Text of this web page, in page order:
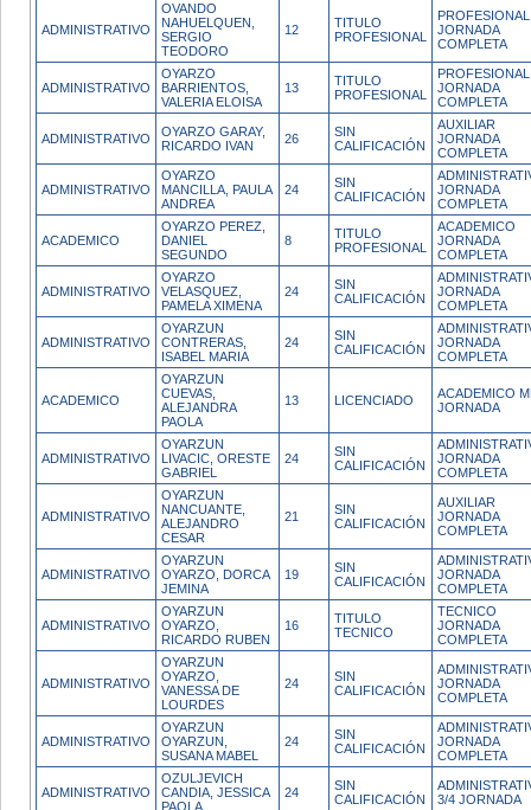
ADMINISTRATIVO
OVANDO
NAHUELQUEN,
SERGIO
TEODORO
12
TITULO
PROFESIONAL
PROFESIONAL
JORNADA
COMPLETA
ADMINISTRATIVO
OYARZO
BARRIENTOS,
VALERIA ELOISA
13
TITULO
PROFESIONAL
PROFESIONAL
JORNADA
COMPLETA
ADMINISTRATIVO
OYARZO GARAY,
RICARDO IVAN
26
SIN
CALIFICACIÓN
AUXILIAR
JORNADA
COMPLETA
ADMINISTRATIVO
OYARZO
MANCILLA, PAULA
ANDREA
24
SIN
CALIFICACIÓN
JORNADA
COMPLETA
ACADEMICO
OYARZO PEREZ,
DANIEL
SEGUNDO
8
TITULO
PROFESIONAL
ACADEMICO
JORNADA
COMPLETA
ADMINISTRATIVO
OYARZO
VELASQUEZ,
PAMELA XIMENA
24
SIN
CALIFICACIÓN
JORNADA
COMPLETA
ADMINISTRATIVO
OYARZUN
CONTRERAS,
ISABEL MARIA
24
SIN
CALIFICACIÓN
JORNADA
COMPLETA
ACADEMICO
OYARZUN
CUEVAS,
ALEJANDRA
PAOLA
13 LICENCIADO
ACADEMICO
JORNADA
ADMINISTRATIVO
OYARZUN
LIVACIC, ORESTE
GABRIEL
24
SIN
CALIFICACIÓN
JORNADA
COMPLETA
ADMINISTRATIVO
OYARZUN
NANCUANTE,
ALEJANDRO
CESAR
21
SIN
CALIFICACIÓN
AUXILIAR
JORNADA
COMPLETA
ADMINISTRATIVO
OYARZUN
OYARZO, DORCA
JEMINA
19
SIN
CALIFICACIÓN
JORNADA
COMPLETA
ADMINISTRATIVO
OYARZUN
OYARZO,
RICARDO RUBEN
16
TITULO
TECNICO
TECNICO
JORNADA
COMPLETA
ADMINISTRATIVO
OYARZUN
OYARZO,
VANESSA DE
LOURDES
24
SIN
CALIFICACIÓN
JORNADA
COMPLETA
ADMINISTRATIVO
OYARZUN
OYARZUN,
SUSANA MABEL
24
SIN
CALIFICACIÓN
JORNADA
COMPLETA
ADMINISTRATIVO
OZULJEVICH
CANDIA, JESSICA
PAOLA
24
SIN
CALIFICACIÓN
3/4 JORNADA